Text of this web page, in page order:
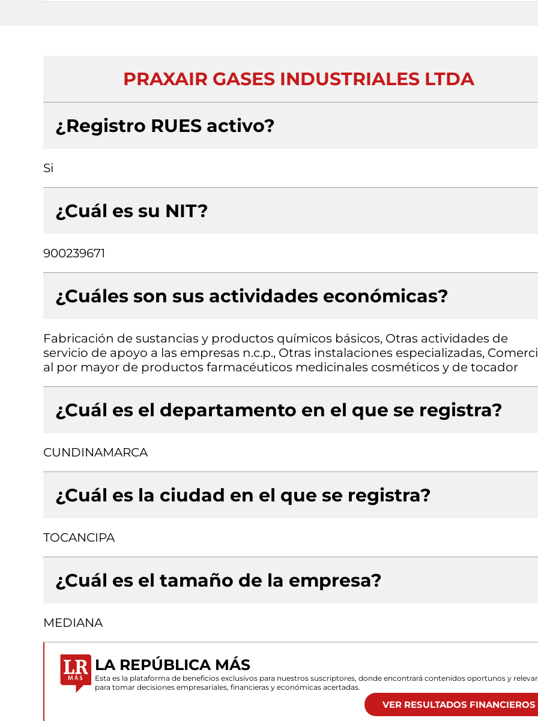
PRAXAIR GASES INDUSTRIALES LTDA
¿Registro RUES activo?
Si
¿Cuál es su NIT?
900239671
¿Cuáles son sus actividades económicas?
Fabricación de sustancias y productos químicos básicos, Otras actividades de
servicio de apoyo a las empresas n.c.p., Otras instalaciones especializadas,
al por mayor de productos farmacéuticos medicinales cosméticos y de tocador
¿Cuál es el departamento en el que se registra?
CUNDINAMARCA
¿Cuál es la ciudad en el que se registra?
TOCANCIPA
¿Cuál es el tamaño de la empresa?
MEDIANA
LA REPÚBLICA MÁS
Esta es la plataforma de beneficios exclusivos para nuestros suscriptores, donde encontrará contenidos oportunos y
para tomar decisiones empresariales, financieras y económicas acertadas.
VER RESULTADOS FINANCIEROS